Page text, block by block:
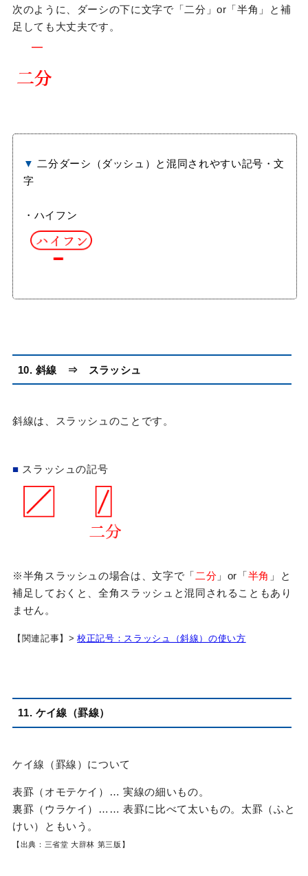
次のように、ダーシの下に文字で「二分」or「半角」と補
足しても大丈夫です。
▼
二分ダーシ（ダッシュ）と混同されやすい記号・文
字
・ハイフン
10. 斜線 ⇒ スラッシュ
斜線は、スラッシュのことです。
■ スラッシュの記号
※半角スラッシュの場合は、文字で「 二分 」or「半角 」と
補足しておくと、全角スラッシュと混同されることもあり
ません。
【関連記事】>校正記号：スラッシュ（斜線）の使い方
11. ケイ線（罫線）
ケイ線（罫線）について
表罫（オモテケイ）… 実線の細いもの。
裏罫（ウラケイ）…… 表罫に比べて太いもの。太罫（ふと
けい）ともいう。
【出典：三省堂 大辞林 第三版】